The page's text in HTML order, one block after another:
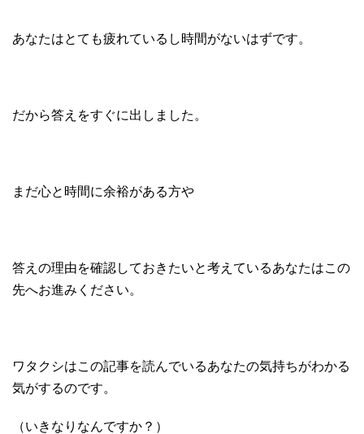
あなたはとても疲れているし時間がないはずです。
だから答えをすぐに出しました。
まだ心と時間に余裕がある方や
答えの理由を確認しておきたいと考えているあなたはこの
先へお進みください。
ワタクシはこの記事を読んでいるあなたの気持ちがわかる
気がするのです。
（いきなりなんですか？）